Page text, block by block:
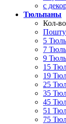
с
Тюльпаны
Кол-во
5
7
9
15
19
25
35
45
51
75